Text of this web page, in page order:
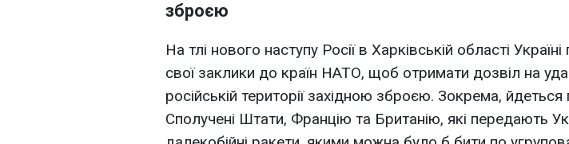
зброєю
На тлі нового наступу Росії в Харківській області
свої заклики до країн НАТО, щоб отримати дозвіл на
російській території західною зброєю. Зокрема, йдеться
Сполучені Штати, Францію та Британію, які передають